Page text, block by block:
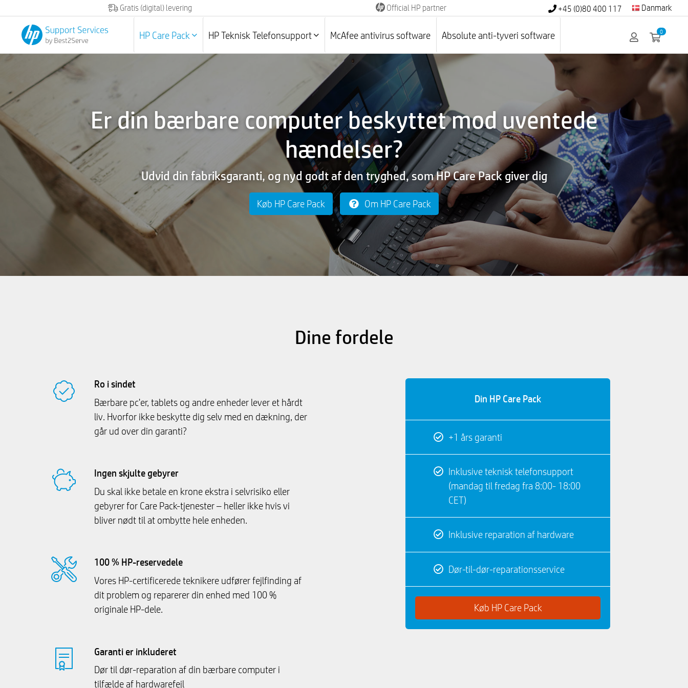
Gratis (digital) levering Official HP partner +45 (0)80 400 117 Danmark
HP Care Pack HP Teknisk Telefonsupport McAfee antivirus software Absolute anti-tyveri software 0
Er din bærbare computer beskyttet mod uventede
hændelser?
Udvid din fabriksgaranti, og nyd godt af den tryghed, som HP Care Pack giver dig
Køb HP Care Pack Om HP Care Pack
Dine fordele
Ro i sindet
Bærbare pc'er, tablets og andre enheder lever et hårdt
liv. Hvorfor ikke beskytte dig selv med en dækning, der
går ud over din garanti?
Ingen skjulte gebyrer
Du skal ikke betale en krone ekstra i selvrisiko eller
gebyrer for Care Pack-tjenester – heller ikke hvis vi
bliver nødt til at ombytte hele enheden.
100 % HP-reservedele
Vores HP-certificerede teknikere udfører fejlfinding af
dit problem og reparerer din enhed med 100 %
originale HP-dele.
Garanti er inkluderet
Dør til dør-reparation af din bærbare computer i
tilfælde af hardwarefejl
Din HP Care Pack
+1 års garanti
Inklusive teknisk telefonsupport
(mandag til fredag ​​fra 8:00- 18:00
CET)
Inklusive reparation af hardware
Dør-til-dør-reparationsservice
Køb HP Care Pack